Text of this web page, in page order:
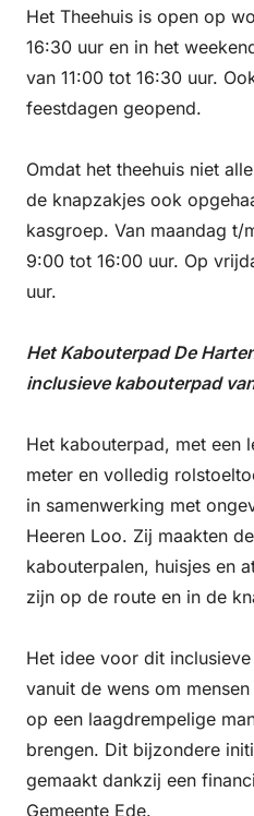
Het Theehuis is open op
16:30 uur en in het
van 11:00 tot 16:30 uur.
feestdagen geopend.
Omdat het theehuis niet
de knapzakjes ook
kasgroep. Van maandag
9:00 tot 16:00 uur. Op
uur.
Het Kabouterpad De
inclusieve kabouterpad
Het kabouterpad, met een
meter en volledig
in samenwerking met
Heeren Loo. Zij maakten
kabouterpalen, huisjes en
zijn op de route en in de
Het idee voor dit
vanuit de wens om
op een laagdrempelige
brengen. Dit bijzondere
gemaakt dankzij een
Gemeente Ede.